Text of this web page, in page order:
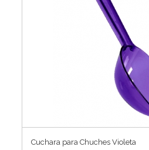
Cuchara para Chuches Violeta